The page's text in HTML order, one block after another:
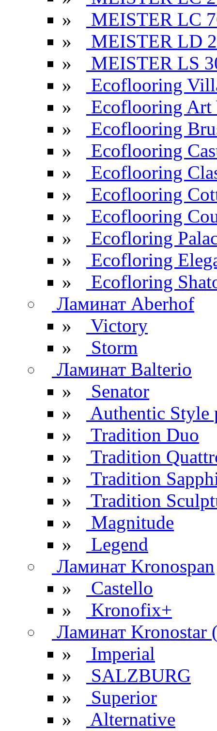
»
MEISTER LC
»
MEISTER LD
»
MEISTER LS
»
Ecoflooring
»
Ecoflooring Art
»
Ecoflooring
»
Ecoflooring
»
Ecoflooring
»
Ecoflooring
»
Ecoflooring
»
Ecofloring
»
Ecofloring
»
Ecofloring
Ламинат Aberhof
»
Victory
»
Storm
Ламинат Balterio
»
Senator
»
Authentic Style
»
Tradition Duo
»
Tradition
»
Tradition
»
Tradition
»
Magnitude
»
Legend
Ламинат Kronospan
»
Castello
»
Kronofix+
Ламинат Kronostar
»
Imperial
»
SALZBURG
»
Superior
»
Alternative